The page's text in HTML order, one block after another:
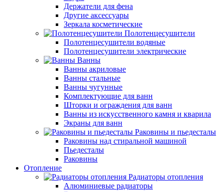
Держатели для фена
Другие аксессуары
Зеркала косметические
Полотенцесушители
Полотенцесушители водяные
Полотенцесушители электрические
Ванны
Ванны акриловые
Ванны стальные
Ванны чугунные
Комплектующие для ванн
Шторки и ограждения для ванн
Ванны из искусственного камня и кварила
Экраны для ванн
Раковины и пьедесталы
Раковины над стиральной машиной
Пьедесталы
Раковины
Отопление
Радиаторы отопления
Алюминиевые радиаторы